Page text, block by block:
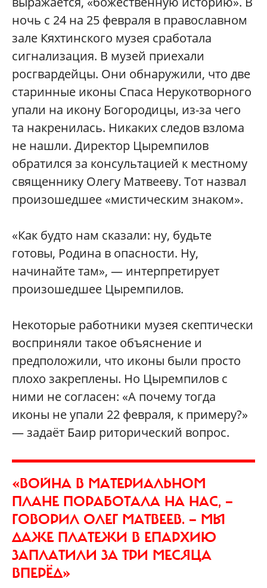
ночь с 24 на 25 февраля в православном
зале Кяхтинского музея сработала
сигнализация. В музей приехали
росгвардейцы. Они обнаружили, что две
старинные иконы Спаса Нерукотворного
упали на икону Богородицы, из-за чего
та накренилась. Никаких следов взлома
не нашли. Директор Цыремпилов
обратился за консультацией к местному
священнику Олегу Матвееву. Тот назвал
произошедшее «мистическим знаком».
«Как будто нам сказали: ну, будьте
готовы, Родина в опасности. Ну,
начинайте там», — интерпретирует
произошедшее Цыремпилов.
Некоторые работники музея скептически
восприняли такое объяснение и
предположили, что иконы были просто
плохо закреплены. Но Цыремпилов с
ними не согласен: «А почему тогда
иконы не упали 22 февраля, к примеру?»
— задаёт Баир риторический вопрос.
«ВОЙНА В МАТЕРИАЛЬНОМ
ПЛАНЕ ПОРАБОТАЛА НА НАС, —
ГОВОРИЛ ОЛЕГ МАТВЕЕВ. — МЫ
ДАЖЕ ПЛАТЕЖИ В ЕПАРХИЮ
ЗАПЛАТИЛИ ЗА ТРИ МЕСЯЦА
ВПЕРЁД»